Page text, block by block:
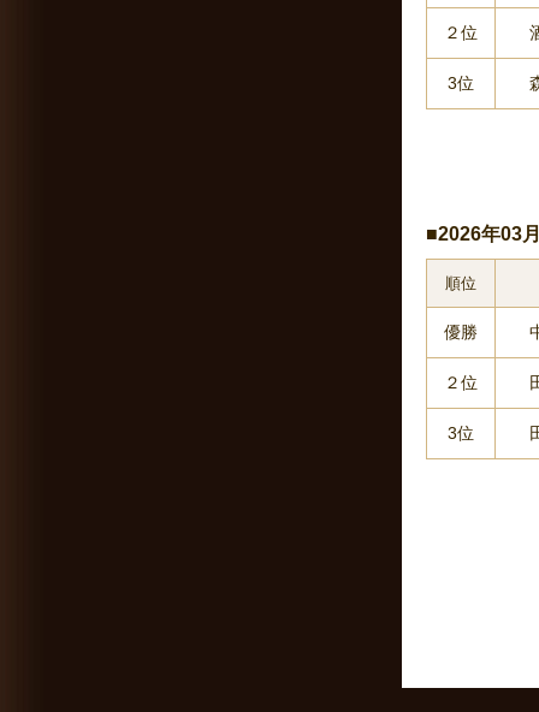
２位
3位
■2026年03
順位
優勝
２位
3位